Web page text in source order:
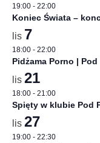
19:00 - 22:00
Koniec Świata –
lis 7
18:00 - 22:00
Pidżama Porno |
lis 21
18:00 - 21:00
Spięty w klubie Pod
lis 27
19:00 - 22:30